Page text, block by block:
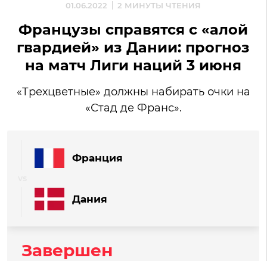
01.06.2022 2 МИНУТЫ ЧТЕНИЯ
Французы справятся с «алой
гвардией» из Дании: прогноз
на матч Лиги наций 3 июня
«Трехцветные» должны набирать очки на
«Стад де Франс».
Франция
Дания
Завершен